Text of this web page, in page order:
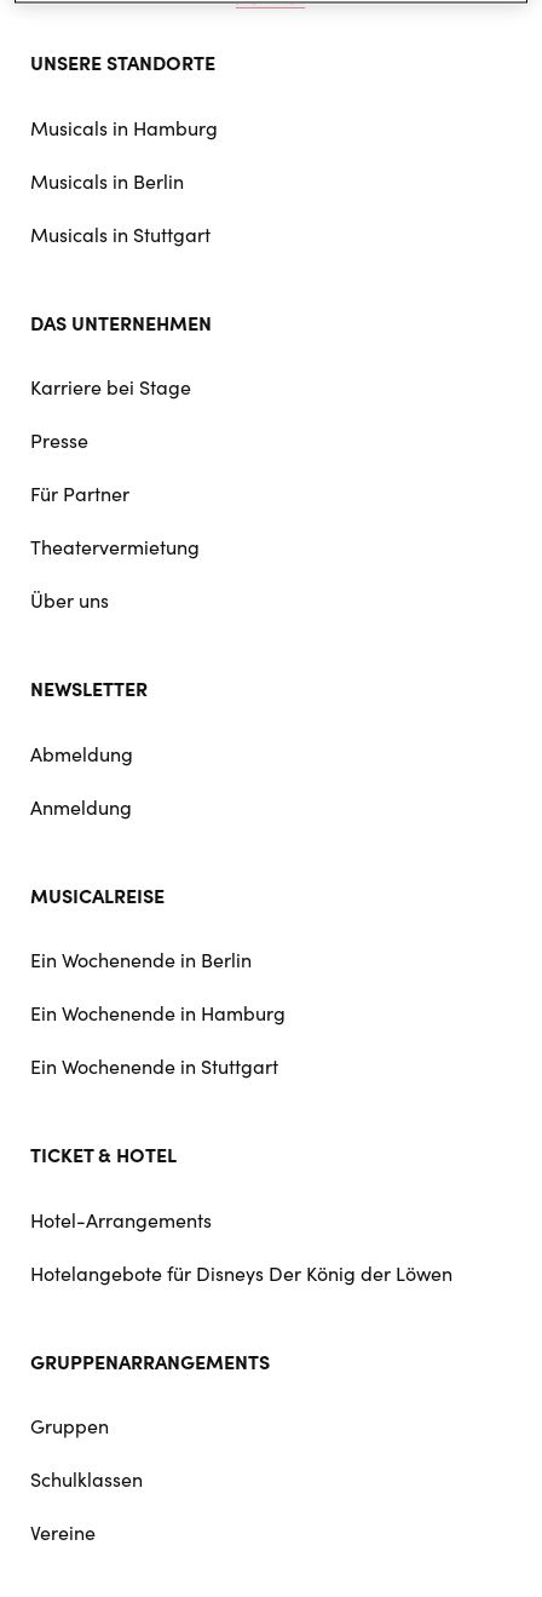
UNSERE STANDORTE
Musicals in Hamburg
Musicals in Berlin
Musicals in Stuttgart
DAS UNTERNEHMEN
Karriere bei Stage
Presse
Für Partner
Theatervermietung
Über uns
NEWSLETTER
Abmeldung
Anmeldung
MUSICALREISE
Ein Wochenende in Berlin
Ein Wochenende in Hamburg
Ein Wochenende in Stuttgart
TICKET & HOTEL
Hotel-Arrangements
Hotelangebote für Disneys Der König der Löwen
GRUPPENARRANGEMENTS
Gruppen
Schulklassen
Vereine